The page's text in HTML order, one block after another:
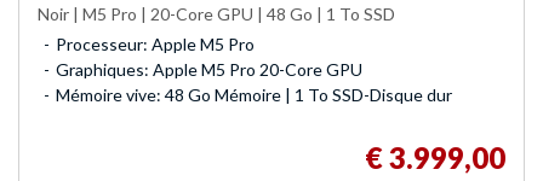
Noir | M5 Pro | 20-Core GPU | 48 Go | 1 To SSD
Processeur: Apple M5 Pro
Graphiques: Apple M5 Pro 20-Core GPU
Mémoire vive: 48 Go Mémoire | 1 To SSD-Disque dur
€ 3.999,00